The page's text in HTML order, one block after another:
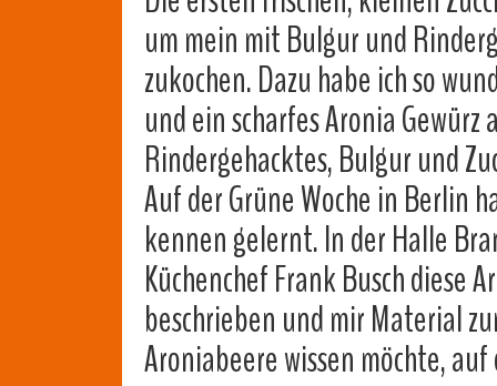
um mein mit Bulgur und
zukochen. Dazu habe ich so
und ein scharfes Aronia
Rindergehacktes, Bulgur und
Auf der Grüne Woche in Berlin
kennen gelernt. In der Halle
Küchenchef Frank Busch diese
beschrieben und mir Material
Aroniabeere wissen möchte,